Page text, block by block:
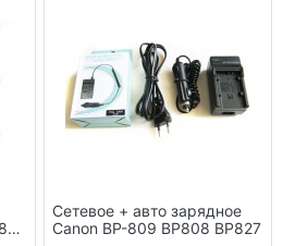
Сетевое + авто зарядное
Canon BP-809 BP808 BP827